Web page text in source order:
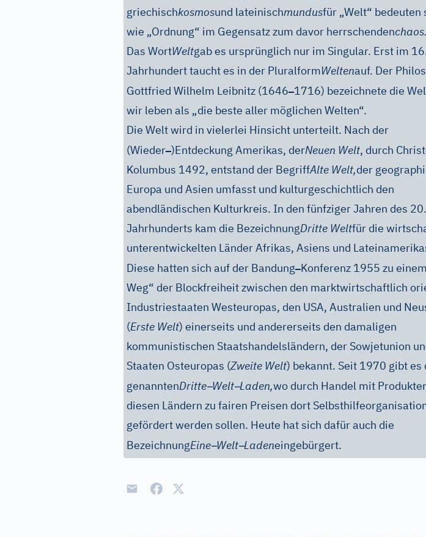
griechischkosmosund lateinischmundusfür „Welt“ bedeuten
wie „Ordnung“ im Gegensatz zum davor herrschendenchaos.
Das WortWeltgab es ursprünglich nur im Singular. Erst im
Jahrhundert taucht es in der PluralformWeltenauf. Der
Gottfried Wilhelm Leibnitz (1646–1716) bezeichnete die
wir leben als „die beste aller möglichen Welten“.
Die Welt wird in vielerlei Hinsicht unterteilt. Nach der
(Wieder–)Entdeckung Amerikas, derNeuen Welt, durch
Kolumbus 1492, entstand der BegriffAlte Welt,der
Europa und Asien umfasst und kulturgeschichtlich den
abendländischen Kulturkreis. In den fünfziger Jahren des 20.
Jahrhunderts kam die BezeichnungDritte Weltfür die
unterentwickelten Länder Afrikas, Asiens und
Diese hatten sich auf der Bandung–Konferenz 1955 zu
Weg“ der Blockfreiheit zwischen den marktwirtschaftlich
Industriestaaten Westeuropas, den USA, Australien und
(Erste Welt) einerseits und andererseits den damaligen
kommunistischen Staatshandelsländern, der Sowjetunion
Staaten Osteuropas (Zweite Welt) bekannt. Seit 1970 gibt es
genanntenDritte–Welt–Laden,wo durch Handel mit
diesen Ländern zu fairen Preisen dort
gefördert werden sollen. Heute hat sich dafür auch die
BezeichnungEine–Welt–Ladeneingebürgert.